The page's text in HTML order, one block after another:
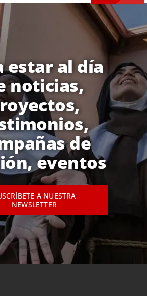
estar al día
noticias,
de
eventos
A NUESTRA
NEWSLETTER